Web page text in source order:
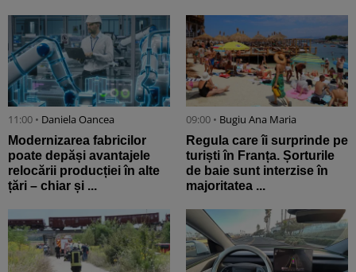
11:00 • Daniela Oancea
Modernizarea fabricilor
poate depăși avantajele
relocării producției în alte
țări – chiar și ...
09:00 • Bugiu ⁠Ana Maria
Regula care îi surprinde pe
turiști în Franța. Șorturile
de baie sunt interzise în
majoritatea ...